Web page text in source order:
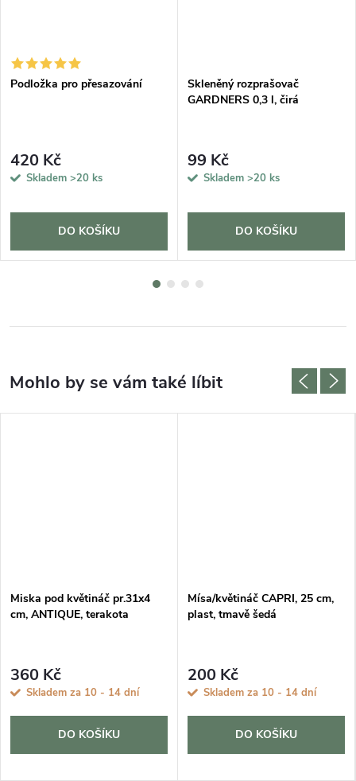
Podložka pro přesazování
420 Kč
Skladem >20 ks
DO KOŠÍKU
Skleněný rozprašovač
GARDNERS 0,3 l, čirá
99 Kč
Skladem >20 ks
DO KOŠÍKU
Miska pod květináč pr.31x4
cm, ANTIQUE, terakota
360 Kč
Skladem za 10 - 14 dní
DO KOŠÍKU
Mísa/květináč CAPRI, 25 cm,
plast, tmavě šedá
200 Kč
Skladem za 10 - 14 dní
DO KOŠÍKU